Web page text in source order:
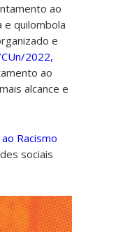
ao
e quilombola
e
2022,
ao
alcance e
Racismo
sociais